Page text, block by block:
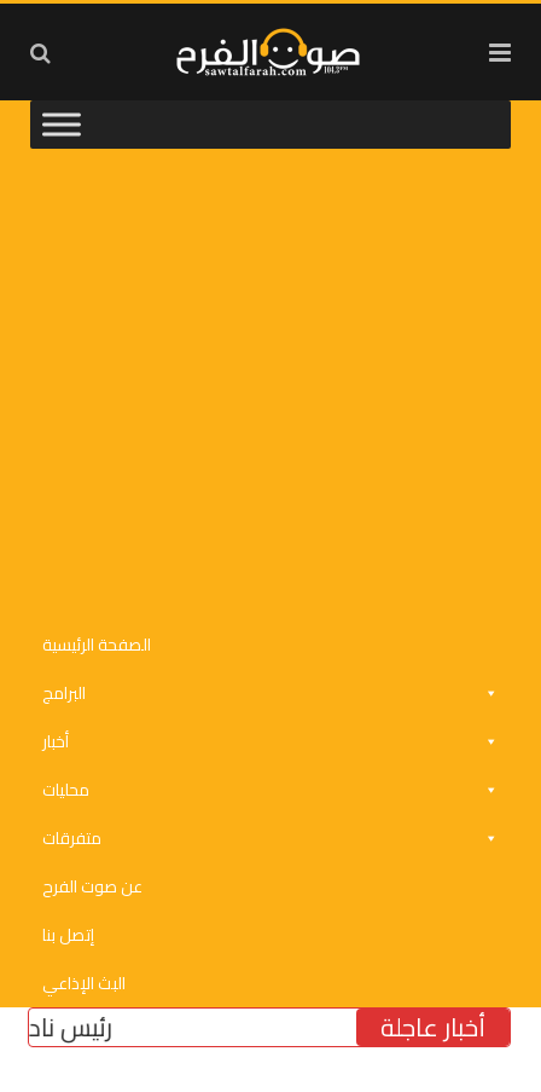
الصفحة الرئيسية
البرامج
أخبار
محليات
متفرقات
عن صوت الفرح
إتصل بنا
البث الإذاعي
أخبار عاجلة رئيس نادي